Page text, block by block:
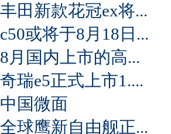
丰田新款花冠ex将...
c50或将于8月18日...
8月国内上市的高...
奇瑞e5正式上市1....
中国微面
全球鹰新自由舰正...